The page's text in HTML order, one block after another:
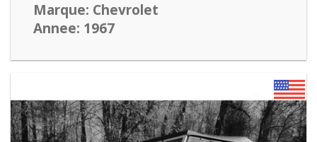
Marque: Chevrolet
Annee: 1967